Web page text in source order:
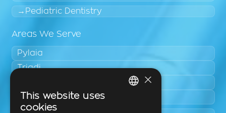
Pediatric Dentistry
Areas We Serve
Pylaia
Triadi
Epanomi
×
This website uses
cookies